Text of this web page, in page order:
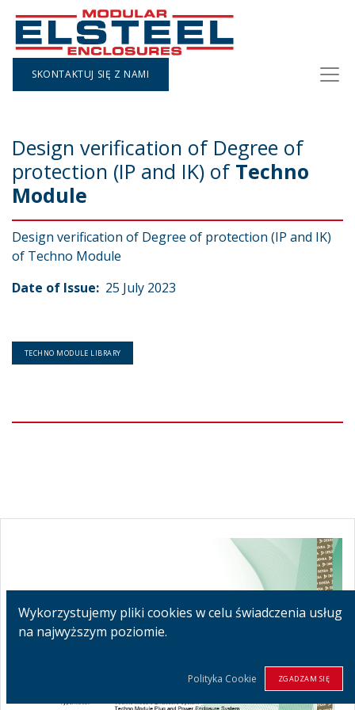
SKONTAKTUJ SIĘ Z NAMI
Design verification of Degree of
protection (IP and IK) of Techno
Module
Design verification of Degree of protection (IP and IK)
of Techno Module
Date of Issue: 25 July 2023
TECHNO MODULE LIBRARY
Wykorzystujemy pliki cookies w celu świadczenia usług
na najwyższym poziomie.
Polityka Cookie ZGADZAM SIĘ